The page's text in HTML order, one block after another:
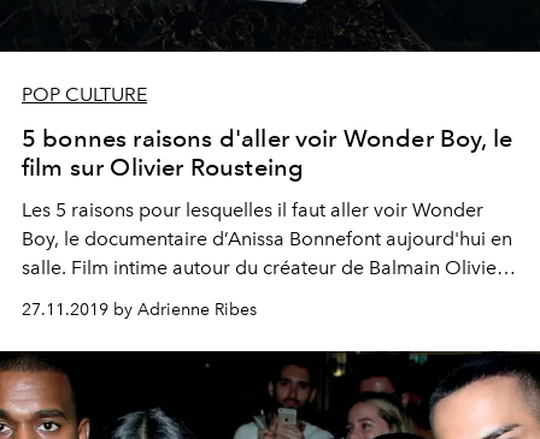
POP CULTURE
5 bonnes raisons d'aller voir Wonder Boy, le
film sur Olivier Rousteing
Les 5 raisons pour lesquelles il faut aller voir Wonder
Boy, le documentaire d’Anissa Bonnefont aujourd'hui en
salle. Film intime autour du créateur de Balmain Olivier
27.11.2019 by Adrienne Ribes